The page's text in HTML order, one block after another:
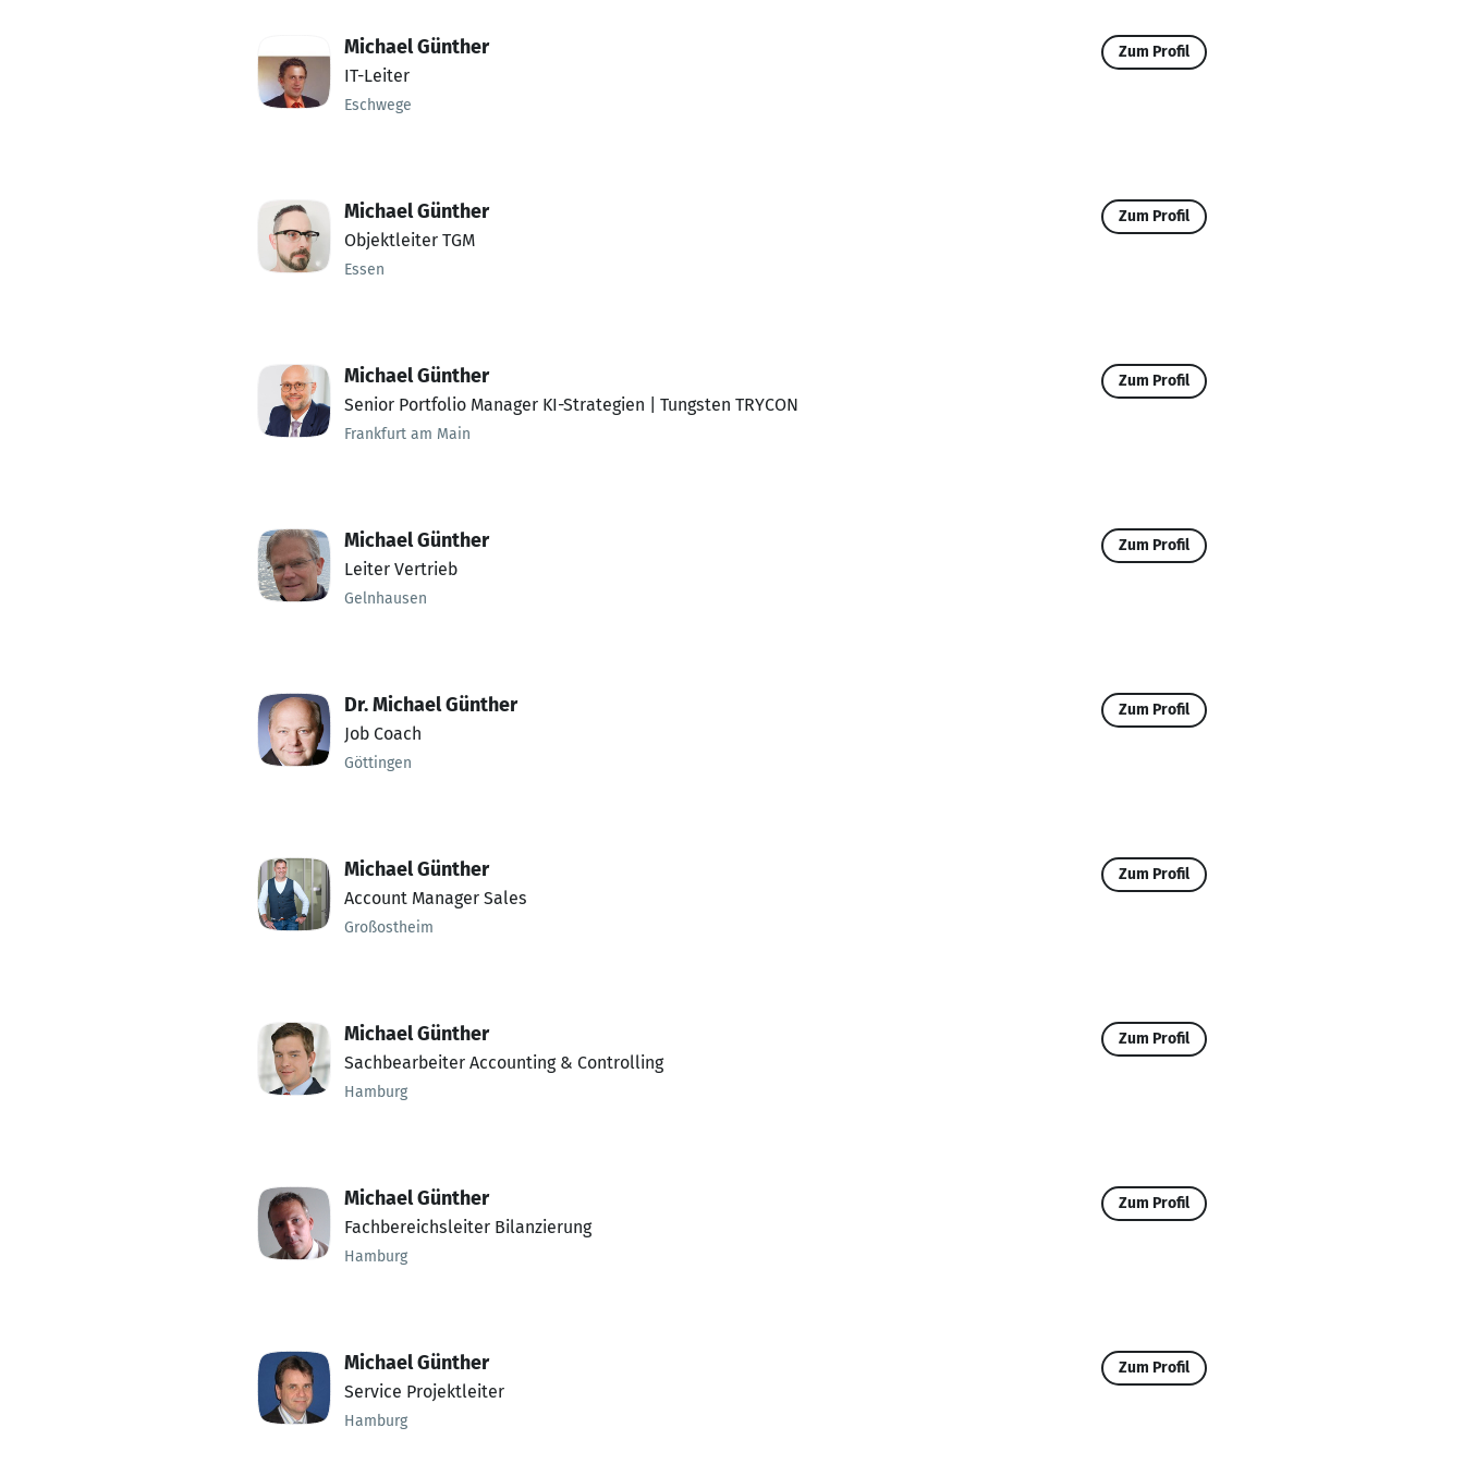
Michael Günther
IT-Leiter
Eschwege
Zum Profil
Michael Günther
Objektleiter TGM
Essen
Zum Profil
Michael Günther
Senior Portfolio Manager KI-Strategien | Tungsten TRYCON
Frankfurt am Main
Zum Profil
Michael Günther
Leiter Vertrieb
Gelnhausen
Zum Profil
Dr. Michael Günther
Job Coach
Göttingen
Zum Profil
Michael Günther
Account Manager Sales
Großostheim
Zum Profil
Michael Günther
Sachbearbeiter Accounting & Controlling
Hamburg
Zum Profil
Michael Günther
Fachbereichsleiter Bilanzierung
Hamburg
Zum Profil
Michael Günther
Service Projektleiter
Hamburg
Zum Profil